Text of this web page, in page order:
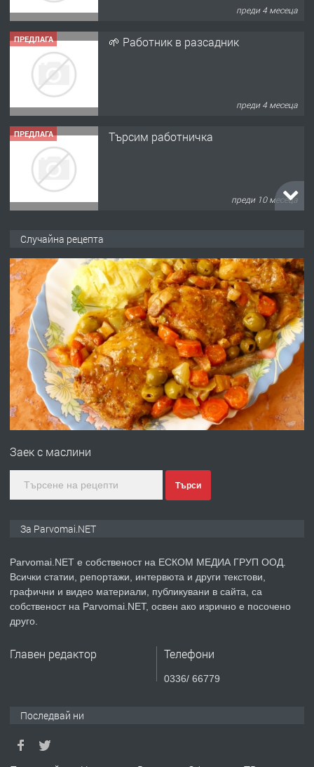
ПРЕДЛАГА 🌱 Работник в разсадник
ПРЕДЛАГА
ПРЕДЛАГА
Продава употребявани чисти и
преди 1 година
ПРЕДЛАГА Работа за общи работници
преди 1 година
ПРЕДЛАГА
Първи поход "По стъпките на Ангел
Войвода"
Монтажник на малки детайли за
медицинската индустрия
ПРЕДЛАГА Уроци по Математика
Първомай
Случайна рецепта
Заек с маслини
Търси
За Parvomai.NET
Parvomai.NET е собственост на ЕСКОМ МЕДИА ГРУП ООД.
Всички статии, репортажи, интервюта и други текстови,
графични и видео материали, публикувани в сайта, са
собственост на Parvomai.NET, освен ако изрично е посочено
друго.
Главен редактор Телефони
0336/ 66779
Последвай ни